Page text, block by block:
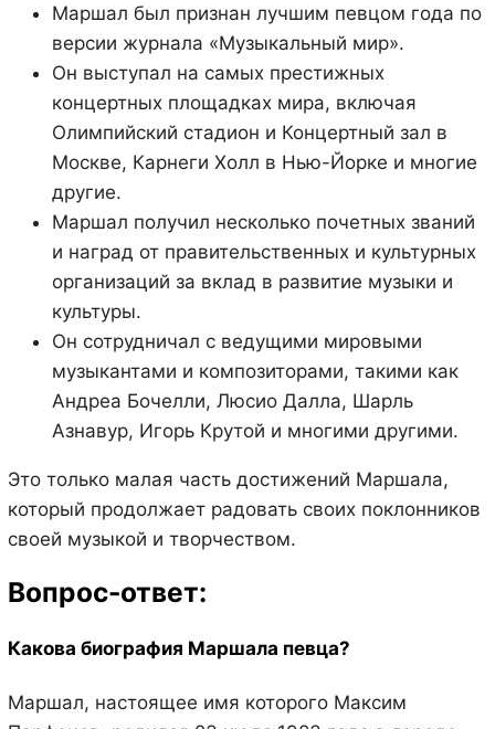
Маршал был признан лучшим певцом года по
версии журнала «Музыкальный мир».
Он выступал на самых престижных
концертных площадках мира, включая
Олимпийский стадион и Концертный зал в
Москве, Карнеги Холл в Нью-Йорке и многие
другие.
Маршал получил несколько почетных званий
и наград от правительственных и культурных
организаций за вклад в развитие музыки и
культуры.
Он сотрудничал с ведущими мировыми
музыкантами и композиторами, такими как
Андреа Бочелли, Люсио Далла, Шарль
Азнавур, Игорь Крутой и многими другими.
Это только малая часть достижений Маршала,
который продолжает радовать своих поклонников
своей музыкой и творчеством.
Вопрос-ответ:
Какова биография Маршала певца?
Маршал, настоящее имя которого Максим